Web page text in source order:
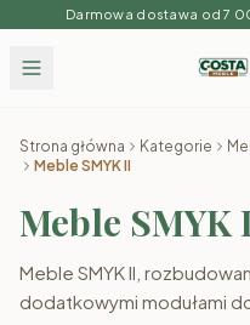
Darmowa dostawa od 7
Strona główna Kategorie
Meble SMYK II
Meble SMYK
Meble SMYK II,
dodatkowymi modułami